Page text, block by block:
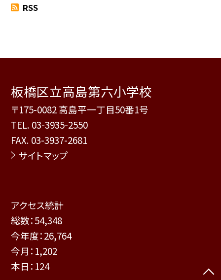
RSS
板橋区立高島第六小学校
〒175-0082 高島平一丁目50番1号
TEL. 03-3935-2550
FAX. 03-3937-2681
サイトマップ
アクセス統計
総数：54,348
今年度：26,764
今月： 1,202
本日： 124